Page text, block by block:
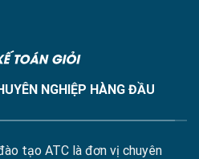
NGHIỆP HÀNG ĐẦU
tạo ATC là đơn vị chuyên